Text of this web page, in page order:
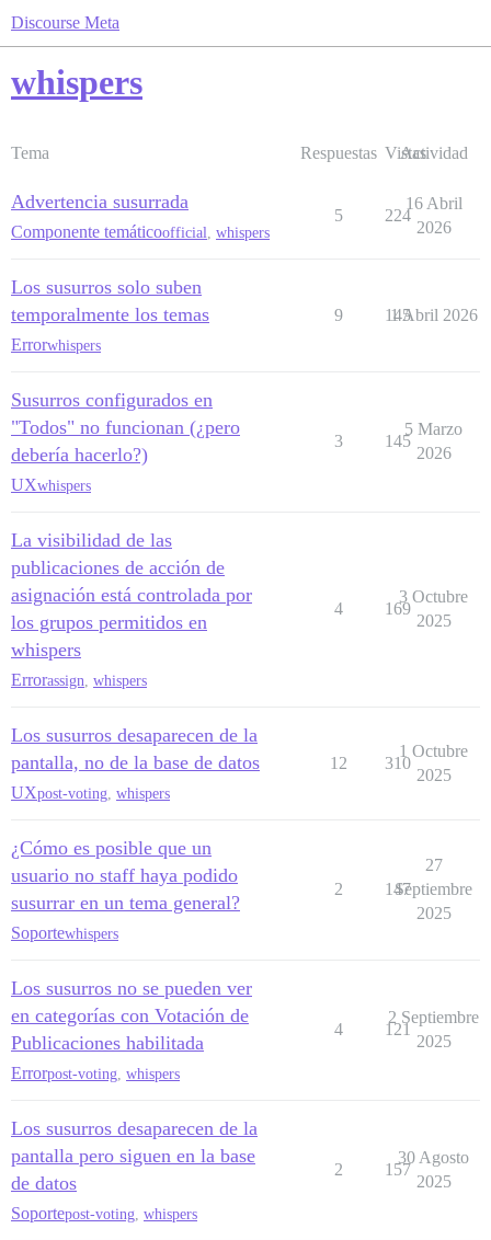
Discourse Meta
whispers
Tema Respuestas Vistas
Actividad
Advertencia susurrada
Componente temáticoofficial whispers
5 224
16 Abril
2026
Los susurros solo suben
temporalmente los temas
Errorwhispers
9 145
1 Abril 2026
Susurros configurados en
"Todos" no funcionan (¿pero
debería hacerlo?)
UXwhispers
3 145
5 Marzo
2026
La visibilidad de las
publicaciones de acción de
asignación está controlada por
los grupos permitidos en
whispers
Errorassign whispers
4 169
3 Octubre
2025
Los susurros desaparecen de la
pantalla, no de la base de datos
UXpost-voting whispers
12 310
1 Octubre
2025
¿Cómo es posible que un
usuario no staff haya podido
susurrar en un tema general?
Soportewhispers
2 147
27
Septiembre
2025
Los susurros no se pueden ver
en categorías con Votación de
Publicaciones habilitada
Errorpost-voting whispers
4 121
2 Septiembre
2025
Los susurros desaparecen de la
pantalla pero siguen en la base
de datos
Soportepost-voting whispers
2 157
30 Agosto
2025